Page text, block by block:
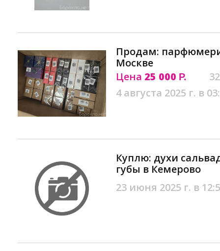
Продам:
Москве
Цена 25 000 Р.
4 августа 2025 г. в
Куплю: духи
губы в Кемерово
23 июня 2025 г. в